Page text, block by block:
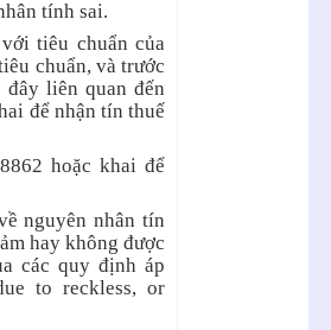
tính sai.
tiêu chuẩn của
chuẩn, và trước
liên quan đến
để nhận tín thuế
hoặc khai để
nguyên nhân tín
hay không được
các quy định áp
to reckless, or